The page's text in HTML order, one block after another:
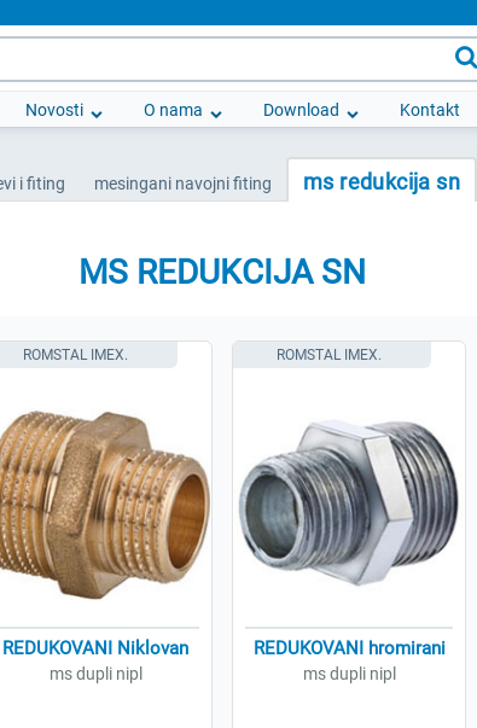
Novosti O nama Download Kontakt

i fiting mesingani navojni fiting ms redukcija sn
MS REDUKCIJA SN
REDUKOVANI Niklovan
ms dupli nipl
ROMSTAL IMEX.
REDUKOVANI hromirani
ms dupli nipl
ROMSTAL IMEX.